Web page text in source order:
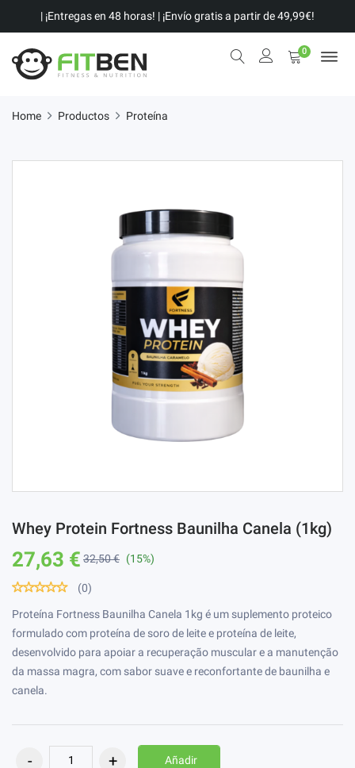
| ¡Entregas en 48 horas! | ¡Envío gratis a partir de 49,99€!
0
Home Productos Proteína
Whey Protein Fortness Baunilha Canela (1kg)
27,63 € 32,50 € (15%)
(0)
Proteína Fortness Baunilha Canela 1kg é um suplemento proteico
formulado com proteína de soro de leite e proteína de leite,
desenvolvido para apoiar a recuperação muscular e a manutenção
da massa magra, com sabor suave e reconfortante de baunilha e
canela.
Añadir